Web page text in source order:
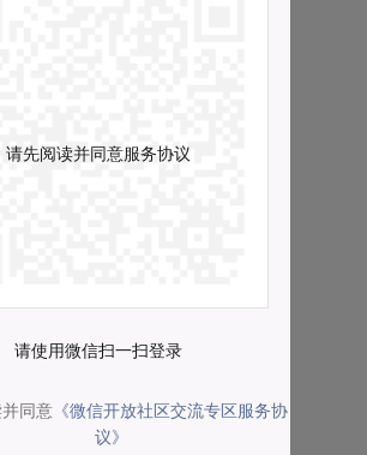
请先阅读并同意服务协议
请使用微信扫一扫登录
同意 《微信开放社区交流专区服务协
议》